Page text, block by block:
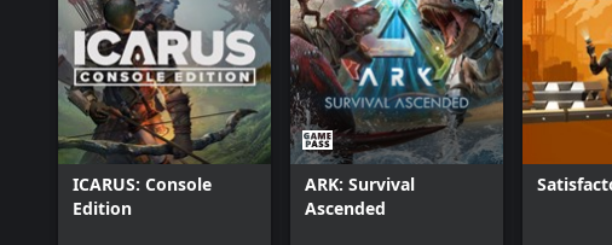
Life』用Mod「Natural Selection」の制作チームとして誕生した同スタジ
イギリス、フランス、オーストラリアなど世界中を繋ぐフルリモートチ
「オープンな開発」を理念に掲げ、10年以上にわたるコミュニティとの
て、サバイバルジャンルの限界に挑み続けています。"
ようこそ、先駆者。
ICARUS: Console
Edition
ARK: Survival
Ascended